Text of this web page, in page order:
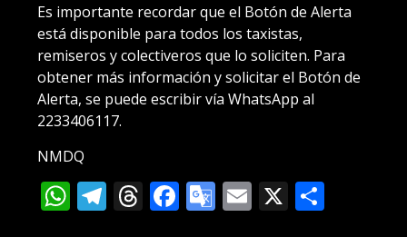
Es importante recordar que el Botón de Alerta
está disponible para todos los taxistas,
remiseros y colectiveros que lo soliciten. Para
obtener más información y solicitar el Botón de
Alerta, se puede escribir vía WhatsApp al
2233406117.
NMDQ
WhatsApp
Telegram
Threads
Facebook
Google
Email
X